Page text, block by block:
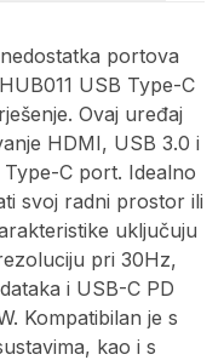
portova
USB Type-C
Ovaj uređaj
HDMI, USB 3.0 i
C port. Idealno
svoj radni prostor ili
uključuju
pri 30Hz,
i USB-C PD
Kompatibilan je s
kao i s